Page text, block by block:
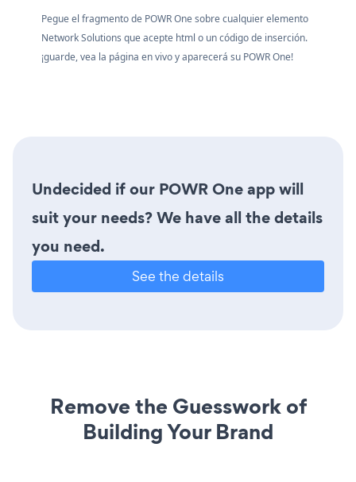
Pegue el fragmento de POWR One sobre cualquier elemento
Network Solutions que acepte html o un código de inserción.
¡guarde, vea la página en vivo y aparecerá su POWR One!
Undecided if our POWR One app will
suit your needs? We have all the details
you need.
See the details
Remove the Guesswork of
Building Your Brand